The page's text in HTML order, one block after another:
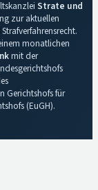
Strate und
zur aktuellen
monatlichen
mit der
Gerichtshofs für
(EuGH).